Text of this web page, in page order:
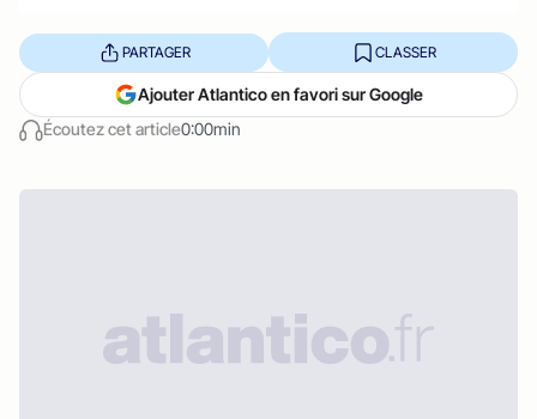
Écoutez cet article0:00min
PARTAGER CLASSER
Ajouter Atlantico en favori sur Google